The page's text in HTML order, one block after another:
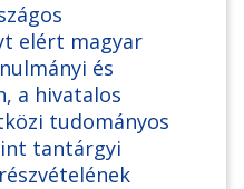
elért magyar
és
a hivatalos
tudományos
tantárgyi